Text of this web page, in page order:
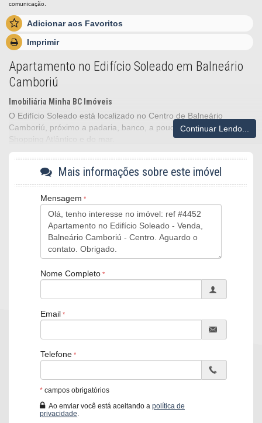
comunicação.
Adicionar aos Favoritos
Imprimir
Apartamento no Edifício Soleado em Balneário
Camboriú
Imobiliária Minha BC Imóveis
O Edifício Soleado está localizado no Centro de Balneário
Camboriú, próximo a padaria, banco, a poucos metros do
Shopping Atlântico e do mar.
Aproveite e consulte mais alguns imóveis em nossa pauta na
localização de sua preferência.
Imóveis localizados no Centro
Imóveis localizados no Pioneiros
Os valores dos imóveis estão sujeitos a alteração sem aviso
Apartamento Soleado:
Semi-mobiliado
Área de Serviço
Cozinha
Piso Cerâmico
Endereço:
Continuar Lendo...
Mais informações sobre este imóvel
Mensagem
Nome Completo
Email
Telefone
* campos obrigatórios
Ao enviar você está aceitando a política de
privacidade